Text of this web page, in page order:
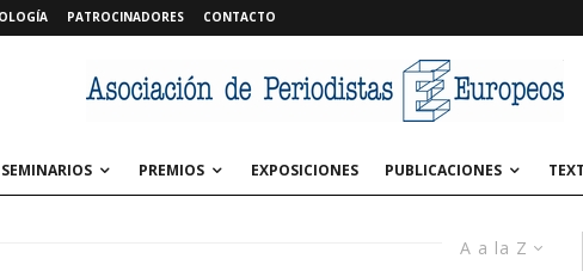
PATROCINADORES CONTACTO
SEMINARIOS PREMIOS EXPOSICIONES PUBLICACIONES
A a la Z